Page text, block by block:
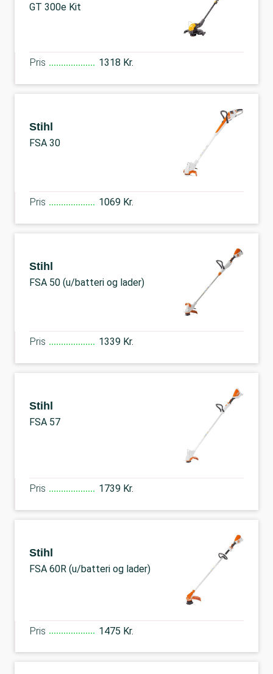
GT 300e Kit
Pris 1318 Kr.
Stihl
FSA 30
Pris 1069 Kr.
Stihl
FSA 50 (u/batteri og lader)
Pris 1339 Kr.
Stihl
FSA 57
Pris 1739 Kr.
Stihl
FSA 60R (u/batteri og lader)
Pris 1475 Kr.